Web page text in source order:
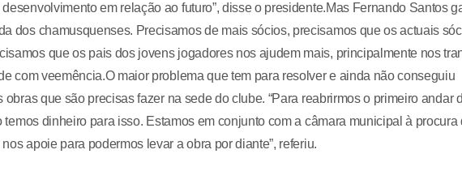
em relação ao futuro”, disse o presidente.Mas Fernando Santos
dos chamusquenses. Precisamos de mais sócios, precisamos que os actuais
que os pais dos jovens jogadores nos ajudem mais, principalmente nos
com veemência.O maior problema que tem para resolver e ainda não conseguiu
obras que são precisas fazer na sede do clube. “Para reabrirmos o primeiro andar
dinheiro para isso. Estamos em conjunto com a câmara municipal à procura
apoie para podermos levar a obra por diante”, referiu.